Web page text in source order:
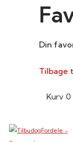
Din
Tilbage
Kurv 0